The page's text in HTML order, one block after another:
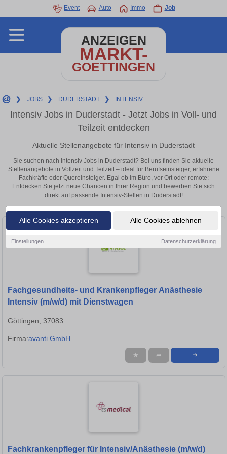
Alle Cookies akzeptieren Alle Cookies ablehnen
Einstellungen Datenschutzerklärung
Event Auto Immo Job
ANZEIGEN
MARKT-
GOETTINGEN
❯ JOBS ❯ DUDERSTADT ❯ INTENSIV
Intensiv Jobs in Duderstadt - Jetzt Jobs in Voll- und
Teilzeit entdecken
Aktuelle Stellenangebote für Intensiv in Duderstadt
Sie suchen nach Intensiv Jobs in Duderstadt? Bei uns finden Sie aktuelle
Stellenangebote in Vollzeit und Teilzeit – ideal für Berufseinsteiger, erfahrene
Fachkräfte oder Quereinsteiger. Egal ob im Büro, vor Ort oder remote:
Entdecken Sie jetzt neue Chancen in Ihrer Region und bewerben Sie sich
direkt auf passende Intensiv-Stellen in Duderstadt!
Fachgesundheits- und Krankenpfleger Anästhesie
Intensiv (m/w/d) mit Dienstwagen
Göttingen, 37083
Firma:avanti GmbH
★ ➦ ➜
Fachkrankenpfleger für Intensiv/Anästhesie (m/w/d)